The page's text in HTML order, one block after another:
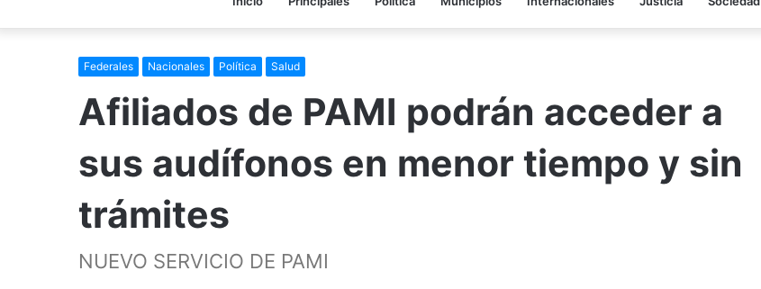
Federales Nacionales Política Salud
Afiliados de PAMI podrán acceder a
sus audífonos en menor tiempo y sin
trámites
NUEVO SERVICIO DE PAMI